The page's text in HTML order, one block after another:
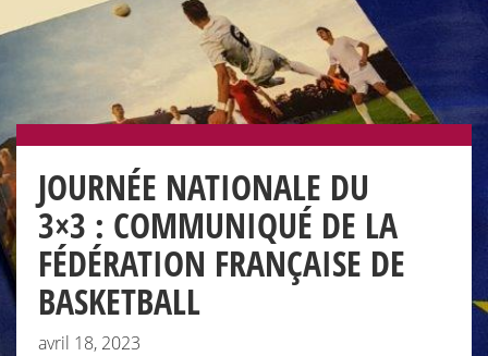
JOURNÉE NATIONALE DU
3×3 : COMMUNIQUÉ DE LA
FÉDÉRATION FRANÇAISE DE
BASKETBALL
avril 18, 2023